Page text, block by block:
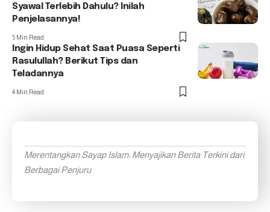
Syawal Terlebih Dahulu? Inilah
Penjelasannya!
5 Min Read
Ingin Hidup Sehat Saat Puasa Seperti
Rasulullah? Berikut Tips dan
Teladannya
4 Min Read
Merentangkan Sayap Islam: Menyajikan Berita Terkini dari
Berbagai Penjuru